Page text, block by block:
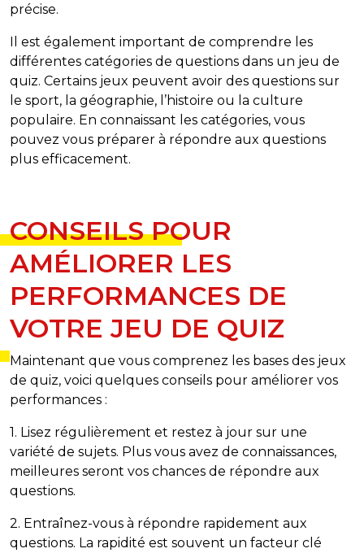
précise.
Il est également important de comprendre les
différentes catégories de questions dans un jeu de
quiz. Certains jeux peuvent avoir des questions sur
le sport, la géographie, l’histoire ou la culture
populaire. En connaissant les catégories, vous
pouvez vous préparer à répondre aux questions
plus efficacement.
CONSEILS POUR
AMÉLIORER LES
PERFORMANCES DE
VOTRE JEU DE QUIZ
Maintenant que vous comprenez les bases des jeux
de quiz, voici quelques conseils pour améliorer vos
performances :
1. Lisez régulièrement et restez à jour sur une
variété de sujets. Plus vous avez de connaissances,
meilleures seront vos chances de répondre aux
questions.
2. Entraînez-vous à répondre rapidement aux
questions. La rapidité est souvent un facteur clé